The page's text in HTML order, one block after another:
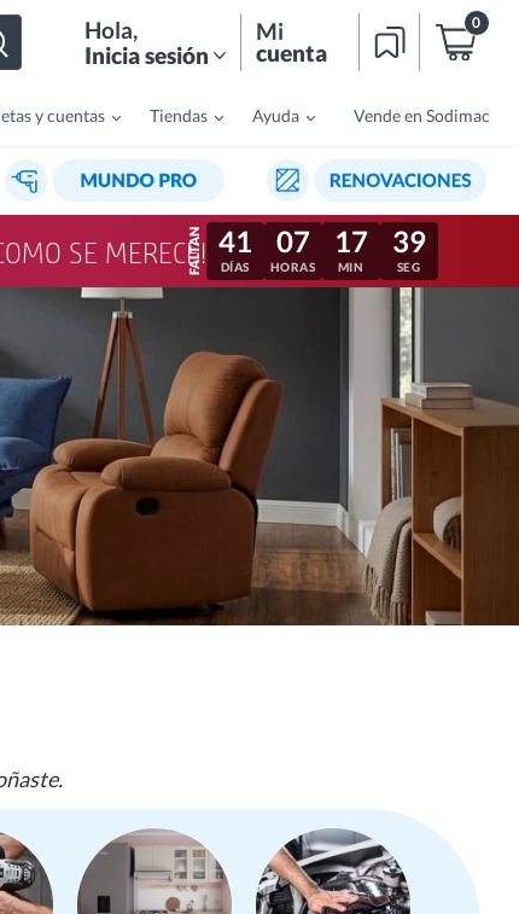
Hola,
Inicia sesión
Mi
cuenta
0
y cuentas Tiendas Ayuda Vende en Sodimac
SE MERECE! 41
DÍAS
07
HORAS
17
MIN
36
SEG